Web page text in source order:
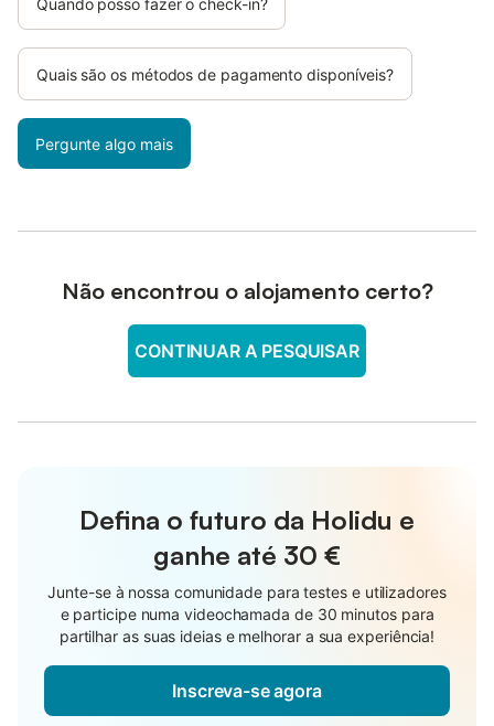
Quando posso fazer o check-in?
Quais são os métodos de pagamento disponíveis?
Pergunte algo mais
Não encontrou o alojamento certo?
CONTINUAR A PESQUISAR
Defina o futuro da Holidu e
ganhe até 30 €
Junte-se à nossa comunidade para testes e utilizadores
e participe numa videochamada de 30 minutos para
partilhar as suas ideias e melhorar a sua experiência!
Inscreva-se agora